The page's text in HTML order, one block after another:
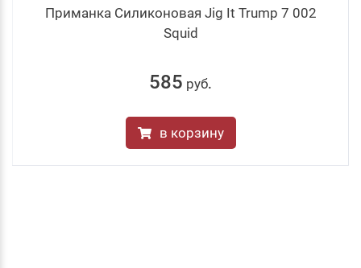
Приманка Силиконовая Jig It Trump 7 002
Squid
585 руб.
в корзину